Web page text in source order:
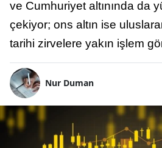
ve Cumhuriyet altınında da
çekiyor; ons altın ise
tarihi zirvelere yakın işlem
Nur Duman